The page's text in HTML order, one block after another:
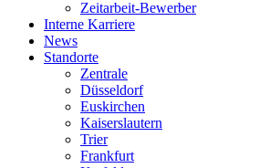
Zeitarbeit-Bewerber
Interne Karriere
News
Standorte
Zentrale
Düsseldorf
Euskirchen
Kaiserslautern
Trier
Frankfurt